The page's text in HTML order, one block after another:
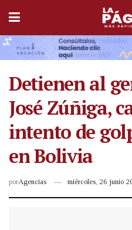
Detienen al
José Zúñiga,
intento de
en Bolivia
porAgencias miércoles, 26 junio